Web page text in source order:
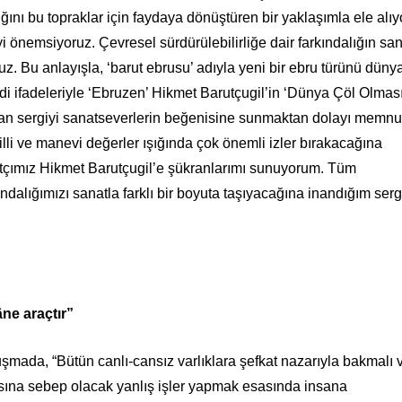
bu topraklar için faydaya dönüştüren bir yaklaşımla ele
Çevresel sürdürülebilirliğe dair farkındalığın
Bu anlayışla, ‘barut ebrusu’ adıyla yeni bir ebru türünü
ifadeleriyle ‘Ebruzen’ Hikmet Barutçugil’in ‘Dünya Çöl
sergiyi sanatseverlerin beğenisine sunmaktan dolayı
manevi değerler ışığında çok önemli izler bırakacağına
Hikmet Barutçugil’e şükranlarımı sunuyorum. Tüm
sanatla farklı bir boyuta taşıyacağına inandığım
araçtır”
“Bütün canlı-cansız varlıklara şefkat nazarıyla bakmalı
sebep olacak yanlış işler yapmak esasında insana